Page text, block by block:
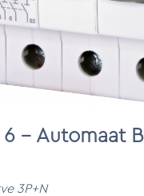
6 - Automaat
3P+N